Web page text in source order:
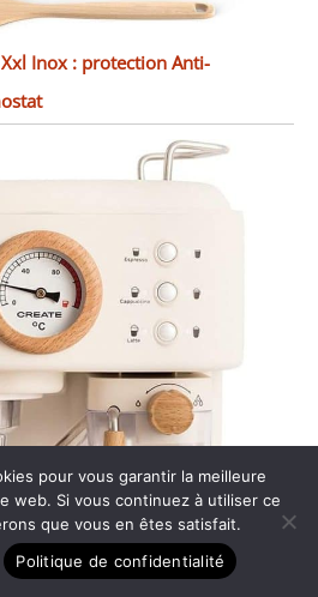
Inox : protection Anti-
pour vous garantir la meilleure
web. Si vous continuez à utiliser ce
que vous en êtes satisfait.
Politique de confidentialité